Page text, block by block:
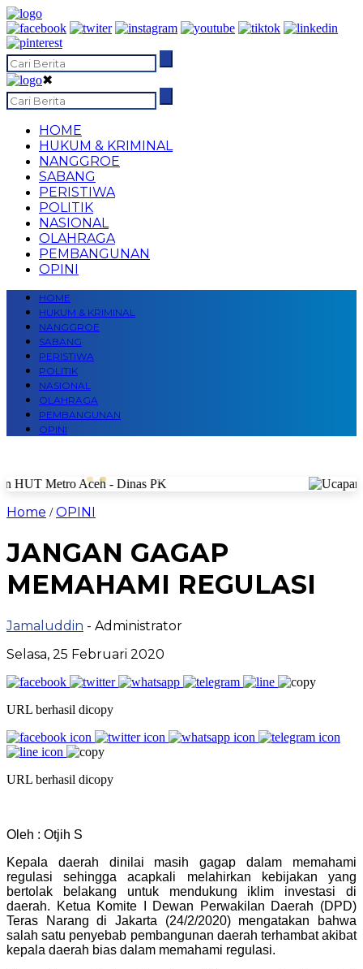
✖
HOME
HUKUM & KRIMINAL
NANGGROE
SABANG
PERISTIWA
POLITIK
NASIONAL
OLAHRAGA
PEMBANGUNAN
OPINI
HOME
HUKUM & KRIMINAL
NANGGROE
SABANG
PERISTIWA
POLITIK
NASIONAL
OLAHRAGA
PEMBANGUNAN
OPINI
Home /OPINI
JANGAN GAGAP
MEMAHAMI REGULASI
Jamaluddin - Administrator
Selasa, 25 Februari 2020
URL berhasil dicopy
URL berhasil dicopy
Oleh : Otjih S
Kepala daerah dinilai masih gagap dalam memahami
regulasi sehingga acapkali melahirkan kebijakan yang
bertolak belakang untuk mendukung iklim investasi di
daerah. Ketua Komite I Dewan Perwakilan Daerah (DPD)
Teras Narang di Jakarta (24/2/2020) mengatakan bahwa
salah satu penyebab pembangunan daerah terhambat akibat
kepala daerah bias dalam memahami regulasi.